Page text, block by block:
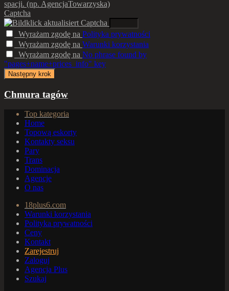
spacji. (np. AgencjaTowarzyska)
Captcha
Wyrażam zgodę na Polityka prywatności
Wyrażam zgodę na Warunki korzystania
Wyrażam zgodę na No phrase found by
"pages+name+prices_info" key
Chmura tagów
Top kategoria
Home
Topową eskorty
Kontakty seksu
Pary
Trans
Dominacja
Agencje
O nas
18plus6.com
Warunki korzystania
Polityka prywatności
Ceny
Kontakt
Zarejestruj
Zaloguj
Agencja Plus
Szukaj